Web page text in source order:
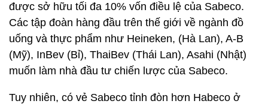
được sở hữu tối đa 10% vốn điều lệ của Sabeco.
Các tập đoàn hàng đầu trên thế giới về ngành đồ
uống và thực phẩm như Heineken, (Hà Lan), A-B
(Mỹ), InBev (Bỉ), ThaiBev (Thái Lan), Asahi (Nhật)
muốn làm nhà đầu tư chiến lược của Sabeco.
Tuy nhiên, có vẻ Sabeco tỉnh đòn hơn Habeco ở